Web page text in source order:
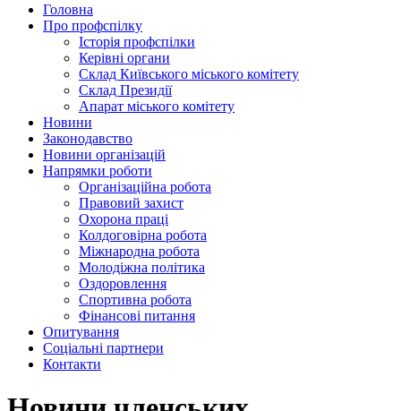
Головна
Про профспілку
Історія профспілки
Керівні органи
Склад Київського міського комітету
Склад Президії
Апарат міського комітету
Новини
Законодавство
Новини організацій
Напрямки роботи
Організаційна робота
Правовий захист
Охорона праці
Колдоговірна робота
Міжнародна робота
Молодіжна політика
Оздоровлення
Спортивна робота
Фінансові питання
Опитування
Соціальні партнери
Контакти